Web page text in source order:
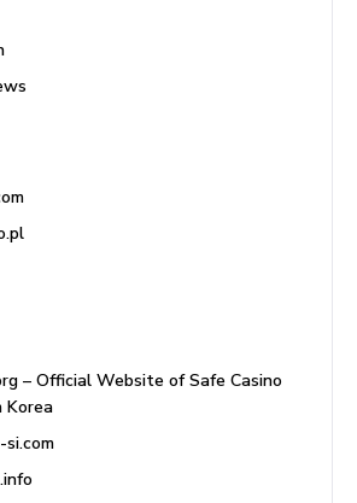
– Official Website of Safe Casino
Korea
si.com